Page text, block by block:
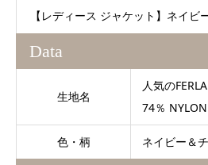
【レディース ジャケット】ネイ
Data
生地名
人気の
74％
色・柄 ネイビー＆